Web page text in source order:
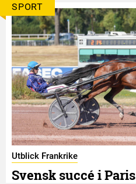
SPORT
Utblick Frankrike
Svensk succé i Paris